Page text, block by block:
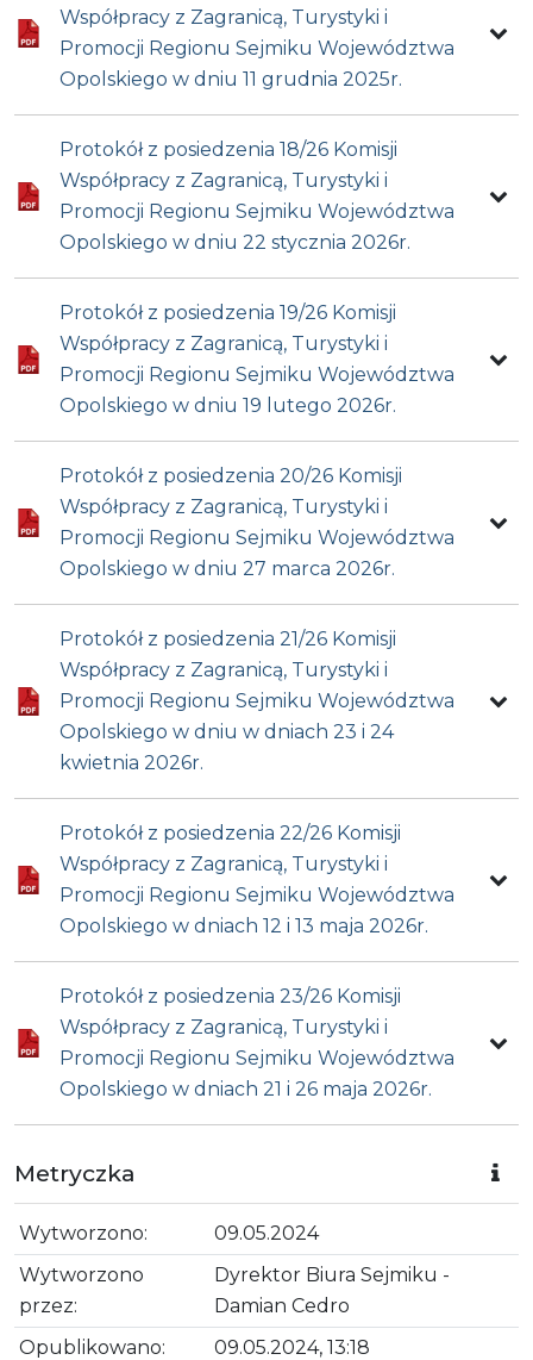
Współpracy z Zagranicą, Turystyki i
Promocji Regionu Sejmiku Województwa
Opolskiego w dniu 11 grudnia 2025r.
Protokół z posiedzenia 18/26 Komisji
Współpracy z Zagranicą, Turystyki i
Promocji Regionu Sejmiku Województwa
Opolskiego w dniu 22 stycznia 2026r.
Protokół z posiedzenia 19/26 Komisji
Współpracy z Zagranicą, Turystyki i
Promocji Regionu Sejmiku Województwa
Opolskiego w dniu 19 lutego 2026r.
Protokół z posiedzenia 20/26 Komisji
Współpracy z Zagranicą, Turystyki i
Promocji Regionu Sejmiku Województwa
Opolskiego w dniu 27 marca 2026r.
Protokół z posiedzenia 21/26 Komisji
Współpracy z Zagranicą, Turystyki i
Promocji Regionu Sejmiku Województwa
Opolskiego w dniu w dniach 23 i 24
kwietnia 2026r.
Protokół z posiedzenia 22/26 Komisji
Współpracy z Zagranicą, Turystyki i
Promocji Regionu Sejmiku Województwa
Opolskiego w dniach 12 i 13 maja 2026r.
Protokół z posiedzenia 23/26 Komisji
Współpracy z Zagranicą, Turystyki i
Promocji Regionu Sejmiku Województwa
Opolskiego w dniach 21 i 26 maja 2026r.
Metryczka
Wytworzono:
09.05.2024
Wytworzono
przez:
Dyrektor Biura Sejmiku -
Damian Cedro
Opublikowano:
09.05.2024, 13:18